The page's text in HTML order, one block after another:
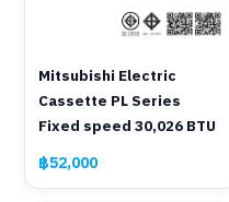
Mitsubishi Electric
Cassette PL Series
Fixed speed 30,026 BTU
฿52,000